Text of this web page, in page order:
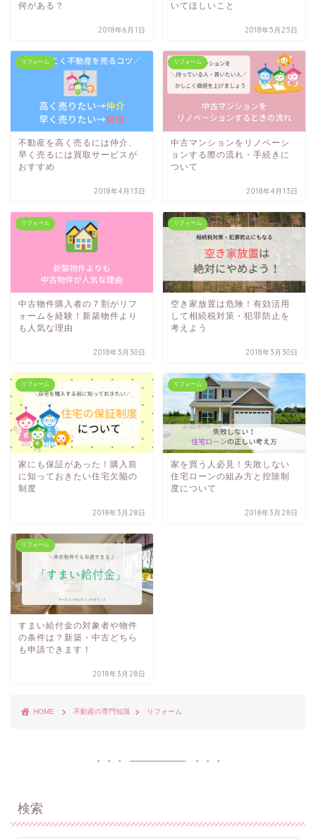
何がある？
2018年6月1日
いてほしいこと
2018年5月25日
リフォーム
不動産を高く売るには仲介、
早く売るには買取サービスが
おすすめ
2018年4月13日
リフォーム
中古マンションをリノベーシ
ョンする際の流れ・手続きに
ついて
2018年4月13日
リフォーム
中古物件購入者の７割がリフ
ォームを経験！新築物件より
も人気な理由
2018年3月30日
リフォーム
空き家放置は危険！有効活用
して相続税対策・犯罪防止を
考えよう
2018年3月30日
リフォーム
家にも保証があった！購入前
に知っておきたい住宅欠陥の
制度
2018年3月28日
リフォーム
家を買う人必見！失敗しない
住宅ローンの組み方と控除制
度について
2018年3月28日
リフォーム
すまい給付金の対象者や物件
の条件は？新築・中古どちら
も申請できます！
2018年3月28日
HOME 不動産の専門知識 リフォーム
検索